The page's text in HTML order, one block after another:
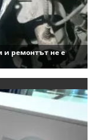
и ремонтът не е